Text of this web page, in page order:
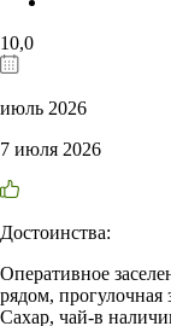
10,0
июль 2026
7 июля 2026
Достоинства:
Оперативное
рядом, прогулочная
Сахар, чай-в